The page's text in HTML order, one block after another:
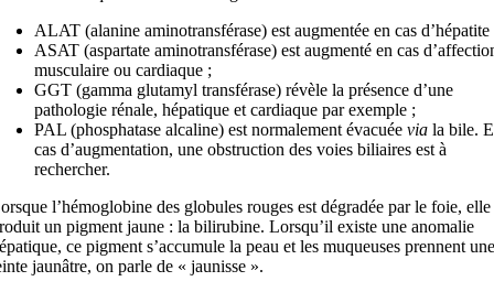
ALAT (alanine aminotransférase) est augmentée en cas d’hépatite
ASAT (aspartate aminotransférase) est augmenté en cas
musculaire ou cardiaque ;
GGT (gamma glutamyl transférase) révèle la présence d’une
pathologie rénale, hépatique et cardiaque par exemple ;
PAL (phosphatase alcaline) est normalement évacuée viala bile.
cas d’augmentation, une obstruction des voies biliaires est à
rechercher.
l’hémoglobine des globules rouges est dégradée par le foie, elle
un pigment jaune : la bilirubine. Lorsqu’il existe une anomalie
ce pigment s’accumule la peau et les muqueuses prennent une
jaunâtre, on parle de « jaunisse ».